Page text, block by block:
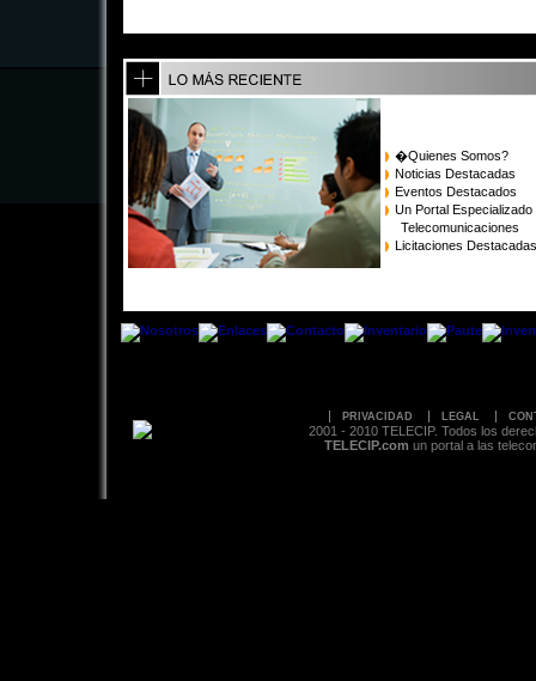
�Quienes Somos?
Noticias Destacadas
Eventos Destacados
Un Portal Especializado
Telecomunicaciones
Licitaciones Destacadas
PRIVACIDAD LEGAL
2001 - 2010 TELECIP. Todos los
TELECIP.com un portal a las